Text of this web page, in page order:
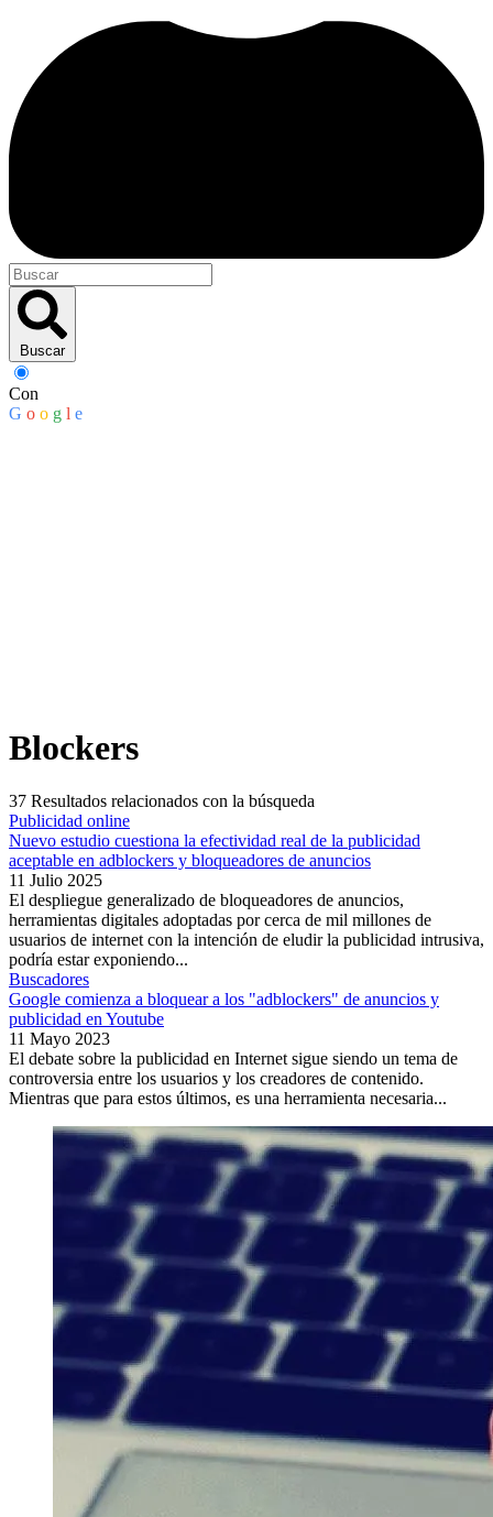
Buscar
Con
G o o g l e
Blockers
37 Resultados relacionados con la búsqueda
Publicidad online
Nuevo estudio cuestiona la efectividad real de la publicidad
aceptable en adblockers y bloqueadores de anuncios
11 Julio 2025
El despliegue generalizado de bloqueadores de anuncios,
herramientas digitales adoptadas por cerca de mil millones de
usuarios de internet con la intención de eludir la publicidad intrusiva,
podría estar exponiendo...
Buscadores
Google comienza a bloquear a los "adblockers" de anuncios y
publicidad en Youtube
11 Mayo 2023
El debate sobre la publicidad en Internet sigue siendo un tema de
controversia entre los usuarios y los creadores de contenido.
Mientras que para estos últimos, es una herramienta necesaria...